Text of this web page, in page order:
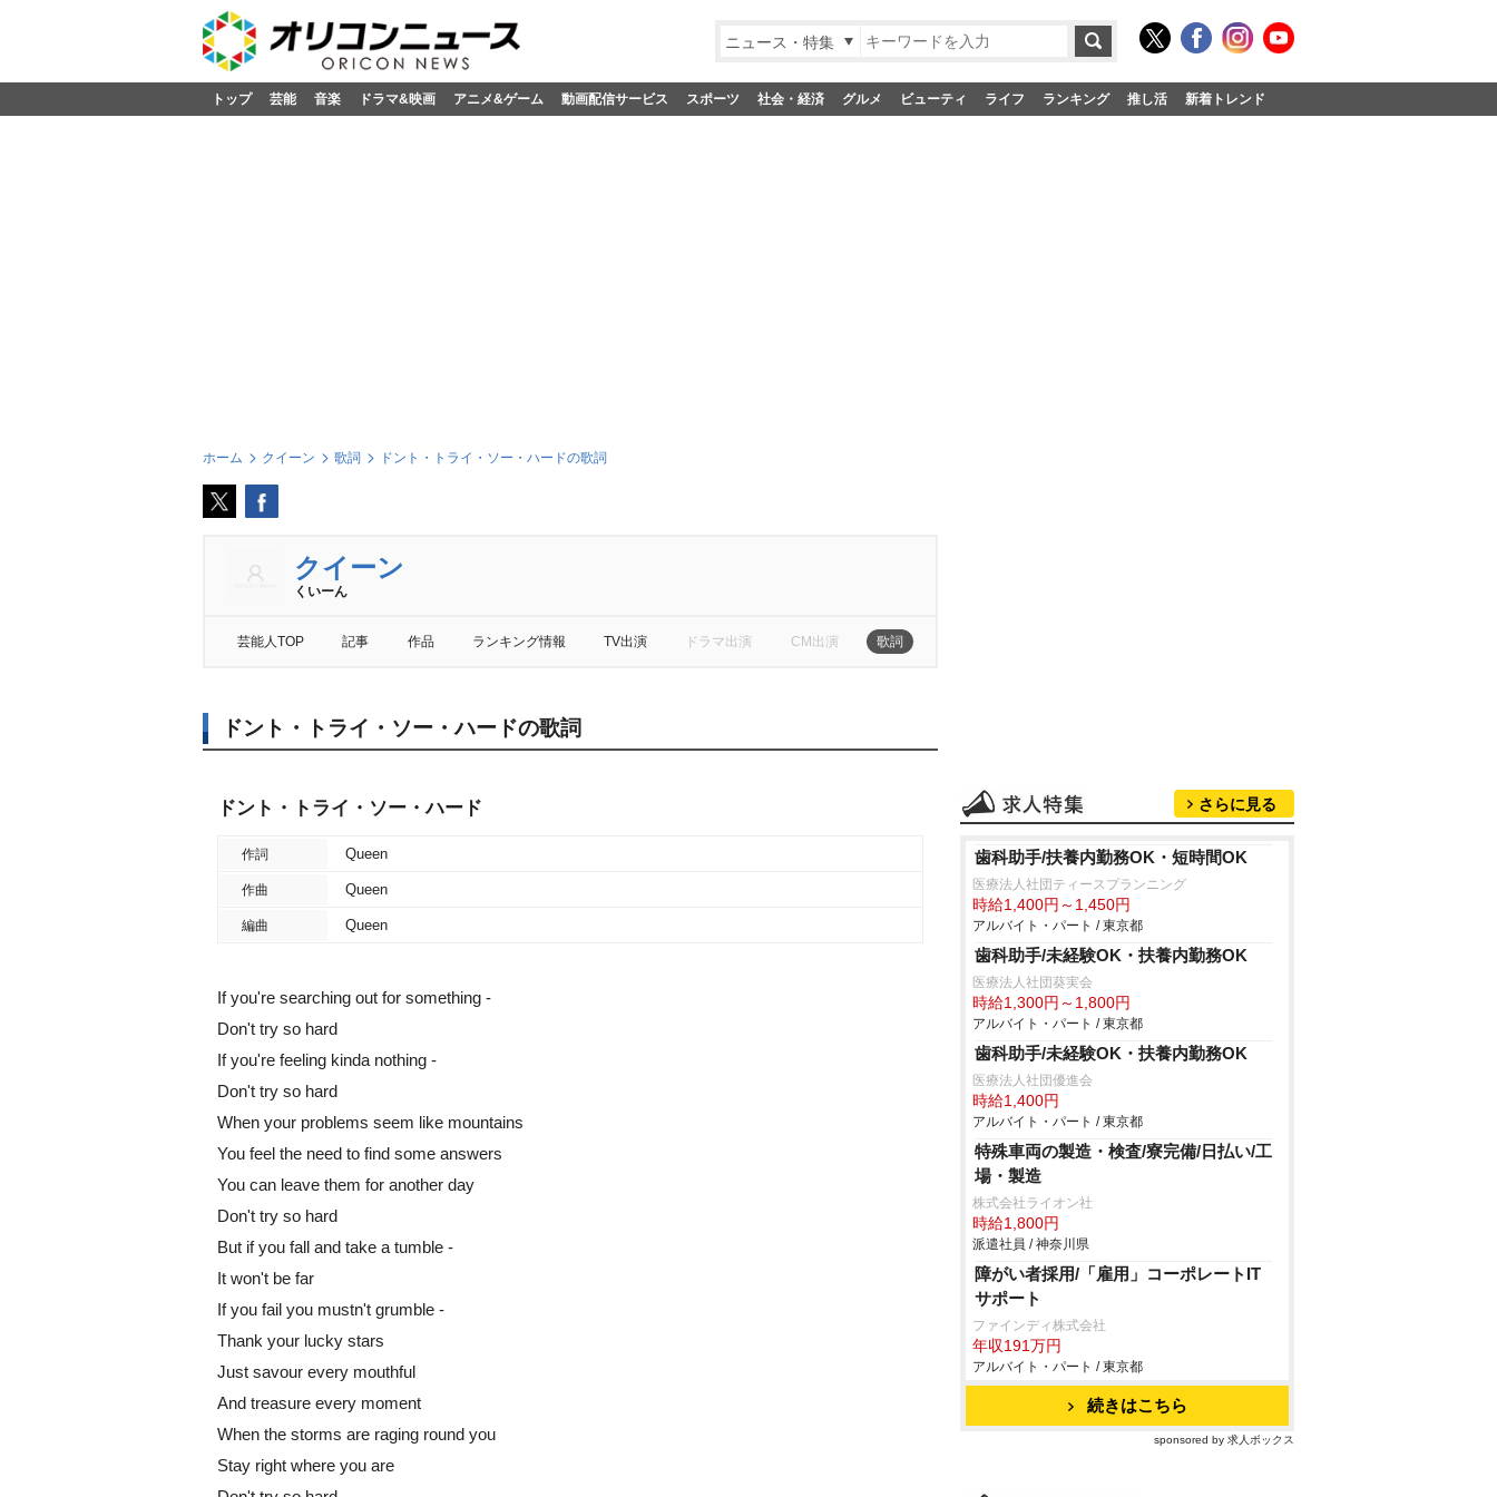
ニュース・特集
トップ 芸能 音楽 ドラマ&映画 アニメ&ゲーム 動画配信サービス スポーツ 社会・経済 グルメ ビューティ ライフ ランキング 推し活 新着トレンド
ホーム クイーン 歌詞 ドント・トライ・ソー・ハードの歌詞
クイーン
くいーん
芸能人TOP 記事 作品 ランキング情報 TV出演 ドラマ出演 CM出演 歌詞
ドント・トライ・ソー・ハードの歌詞
ドント・トライ・ソー・ハード
作詞 Queen
作曲 Queen
編曲 Queen
If you're searching out for something -
Don't try so hard
If you're feeling kinda nothing -
Don't try so hard
When your problems seem like mountains
You feel the need to find some answers
You can leave them for another day
Don't try so hard
But if you fall and take a tumble -
It won't be far
If you fail you mustn't grumble -
Thank your lucky stars
Just savour every mouthful
And treasure every moment
When the storms are raging round you
Stay right where you are
さらに見る
歯科助手/扶養内勤務OK・短時間OK
医療法人社団ティースプランニング
時給1,400円～1,450円
アルバイト・パート / 東京都
歯科助手/未経験OK・扶養内勤務OK
医療法人社団葵実会
時給1,300円～1,800円
アルバイト・パート / 東京都
歯科助手/未経験OK・扶養内勤務OK
医療法人社団優進会
時給1,400円
アルバイト・パート / 東京都
特殊車両の製造・検査/寮完備/日払い/工
場・製造
株式会社ライオン社
時給1,800円
派遣社員 / 神奈川県
障がい者採用/「雇用」コーポレートIT
サポート
ファインディ株式会社
年収191万円
アルバイト・パート / 東京都
続きはこちら
sponsored by 求人ボックス